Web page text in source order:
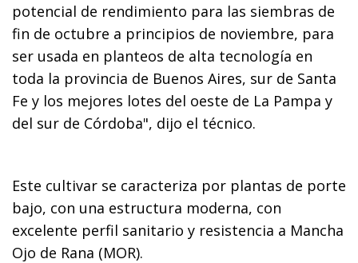
potencial de rendimiento para las siembras de
fin de octubre a principios de noviembre, para
ser usada en planteos de alta tecnología en
toda la provincia de Buenos Aires, sur de Santa
Fe y los mejores lotes del oeste de La Pampa y
del sur de Córdoba", dijo el técnico.
Este cultivar se caracteriza por plantas de porte
bajo, con una estructura moderna, con
excelente perfil sanitario y resistencia a Mancha
Ojo de Rana (MOR).